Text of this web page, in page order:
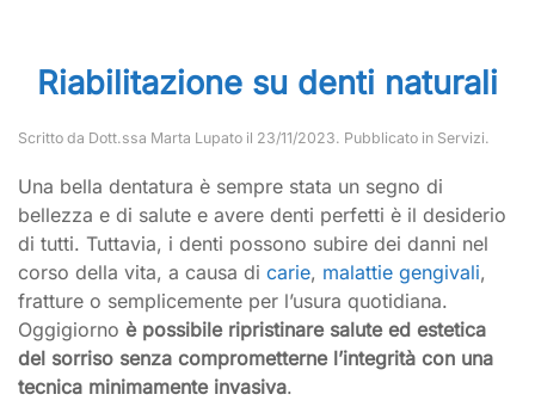
Riabilitazione su denti naturali
Scritto da Dott.ssa Marta Lupato il 23/11/2023. Pubblicato in Servizi.
Una bella dentatura è sempre stata un segno di
bellezza e di salute e avere denti perfetti è il desiderio
di tutti. Tuttavia, i denti possono subire dei danni nel
corso della vita, a causa di carie, malattie gengivali,
fratture o semplicemente per l’usura quotidiana.
Oggigiorno è possibile ripristinare salute ed estetica
del sorriso senza comprometterne l’integrità con una
tecnica minimamente invasiva.